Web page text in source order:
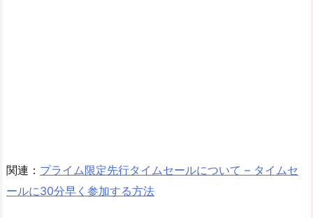
関連： プライム限定先行タイムセールについて – タイムセ
ールに30分早く参加する方法